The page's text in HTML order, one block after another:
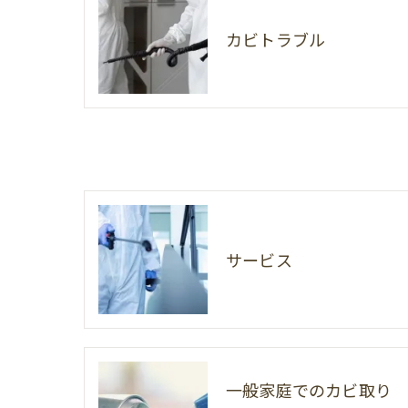
カビトラブル
サービス
一般家庭でのカビ取り